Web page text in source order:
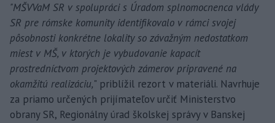
"MŠVVaM SR v spolupráci s Úradom splnomocnenca vlády
SR pre rómske komunity identifikovalo v rámci svojej
pôsobnosti konkrétne lokality so závažným nedostatkom
miest v MŠ, v ktorých je vybudovanie kapacít
prostredníctvom projektových zámerov pripravené na
okamžitú realizáciu," priblížil rezort v materiáli. Navrhuje
za priamo určených prijímateľov určiť Ministerstvo
obrany SR, Regionálny úrad školskej správy v Banskej